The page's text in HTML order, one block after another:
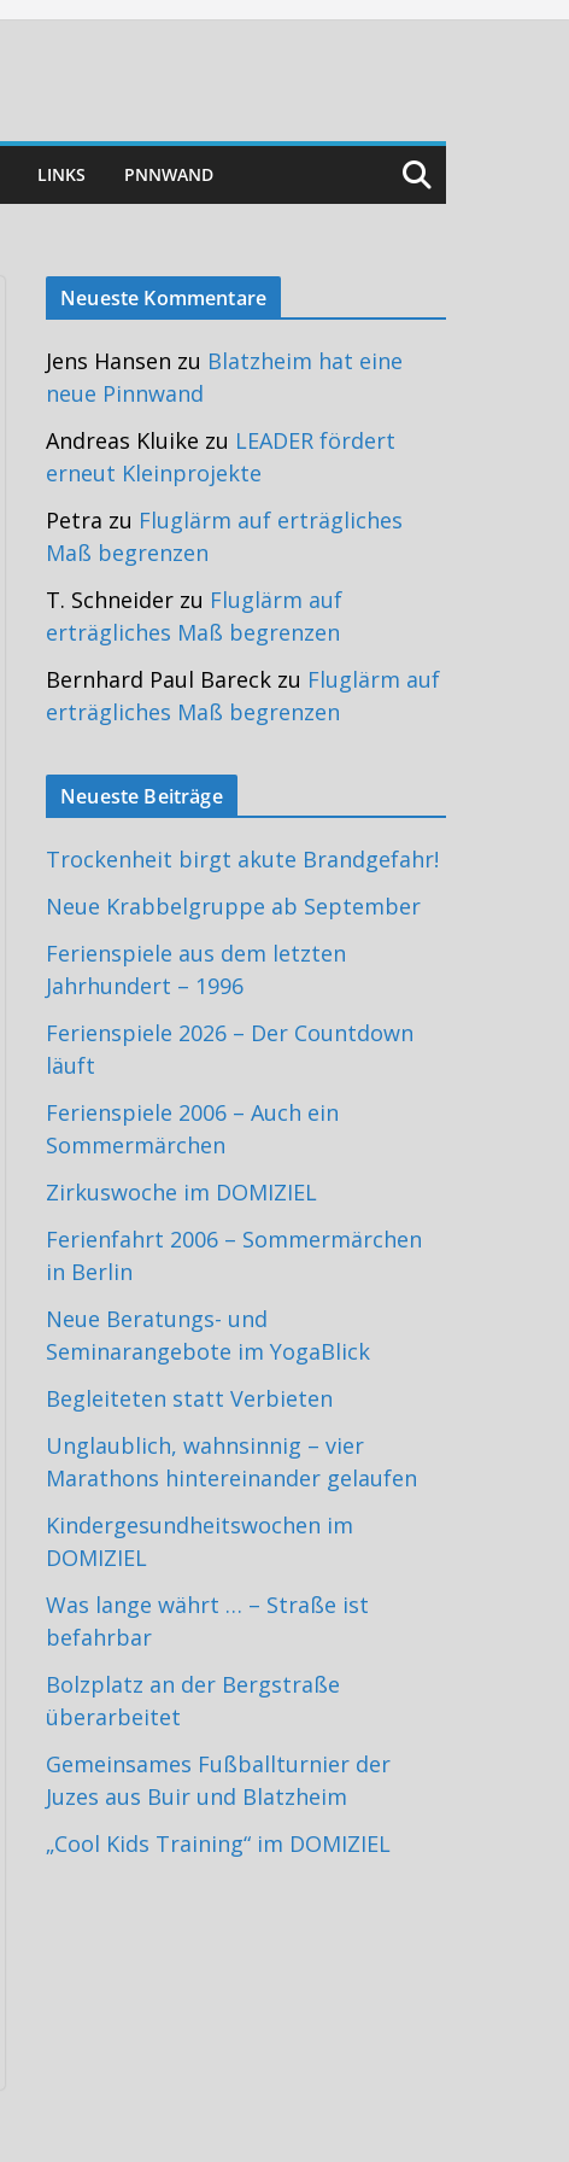
LINKS PNNWAND
Neueste Kommentare
Jens Hansen zu Blatzheim hat eine
neue Pinnwand
Andreas Kluike zu LEADER fördert
erneut Kleinprojekte
Petra zu Fluglärm auf erträgliches
Maß begrenzen
T. Schneider zu Fluglärm auf
erträgliches Maß begrenzen
Bernhard Paul Bareck zu Fluglärm auf
erträgliches Maß begrenzen
Neueste Beiträge
Trockenheit birgt akute Brandgefahr!
Neue Krabbelgruppe ab September
Ferienspiele aus dem letzten
Jahrhundert – 1996
Ferienspiele 2026 – Der Countdown
läuft
Ferienspiele 2006 – Auch ein
Sommermärchen
Zirkuswoche im DOMIZIEL
Ferienfahrt 2006 – Sommermärchen
in Berlin
Neue Beratungs- und
Seminarangebote im YogaBlick
Begleiteten statt Verbieten
Unglaublich, wahnsinnig – vier
Marathons hintereinander gelaufen
Kindergesundheitswochen im
DOMIZIEL
Was lange währt … – Straße ist
befahrbar
Bolzplatz an der Bergstraße
überarbeitet
Gemeinsames Fußballturnier der
Juzes aus Buir und Blatzheim
„Cool Kids Training“ im DOMIZIEL